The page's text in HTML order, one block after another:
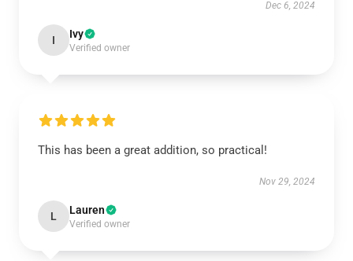
Dec 6, 2024
I Ivy
Verified owner
This has been a great addition, so practical!
Nov 29, 2024
L Lauren
Verified owner